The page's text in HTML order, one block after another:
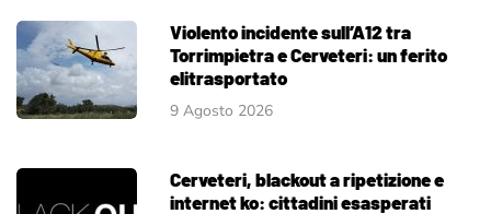
Violento incidente sull’A12 tra
Torrimpietra e Cerveteri: un ferito
elitrasportato
9 Agosto 2026
Cerveteri, blackout a ripetizione e
internet ko: cittadini esasperati